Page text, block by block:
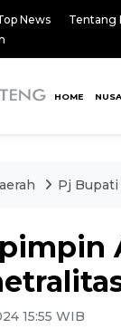
News Tentang
HOME
Pj
15:55 WIB